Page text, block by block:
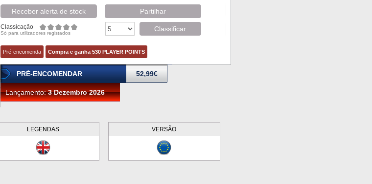
Receber alerta de stock Partilhar
Classicação
Só para utilizadores registados
Classificar
Pré-encomenda Compra e ganha 530 PLAYER POINTS
PRÉ-ENCOMENDAR 52,99€
Lançamento:3 Dezembro 2026
LEGENDAS VERSÃO